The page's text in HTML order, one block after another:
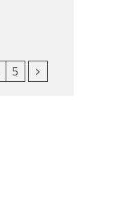
5 Nächste Seite